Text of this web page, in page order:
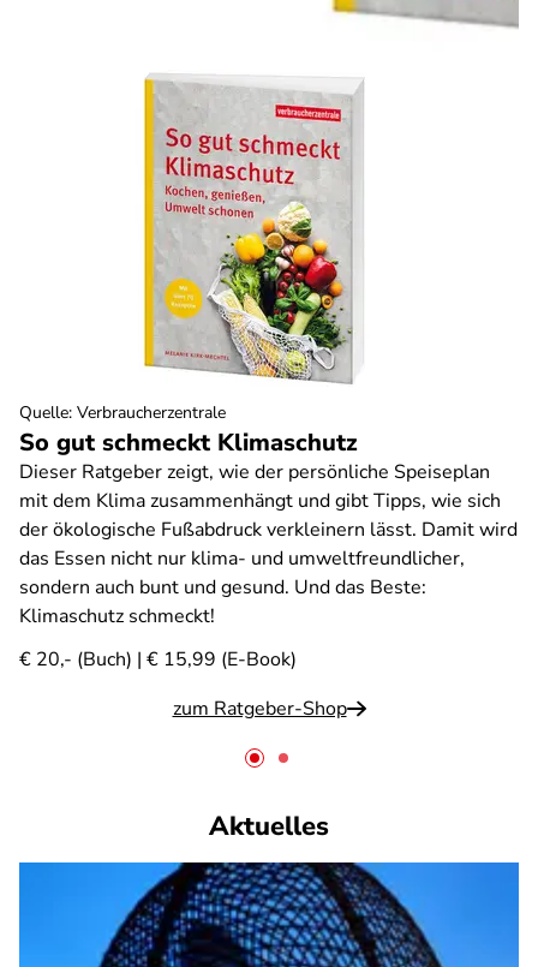
So gut schmeckt Klimaschutz
Dieser Ratgeber zeigt, wie der persönliche Speiseplan
mit dem Klima zusammenhängt und gibt Tipps, wie sich
der ökologische Fußabdruck verkleinern lässt. Damit wird
das Essen nicht nur klima- und umweltfreundlicher,
sondern auch bunt und gesund. Und das Beste:
Klimaschutz schmeckt!
€ 20,- (Buch) | € 15,99 (E-Book)
zum Ratgeber-Shop
Quelle: Verbraucherzentrale
Aktuelles